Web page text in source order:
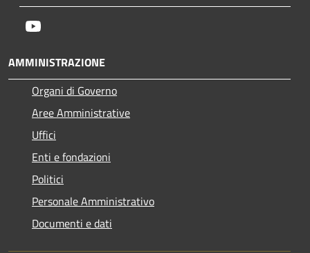
AMMINISTRAZIONE
Organi di Governo
Aree Amministrative
Uffici
Enti e fondazioni
Politici
Personale Amministrativo
Documenti e dati